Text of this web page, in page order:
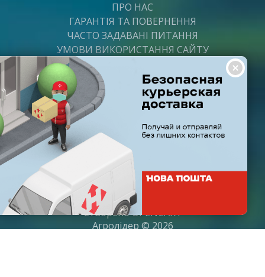
ПРО НАС
ГАРАНТІЯ ТА ПОВЕРНЕННЯ
ЧАСТО ЗАДАВАНІ ПИТАННЯ
УМОВИ ВИКОРИСТАННЯ САЙТУ
ПОСТАЧАЛЬНИКАМ
ПАРТНЕРИ
ГРАФІК РОБОТИ
Пн-Пт: з 8:00 до 21:00
Субота: з 9:00 до 20:00
Неділя: з 10:00 до 19:00
СтвореноOPENCART
Агролідер © 2026